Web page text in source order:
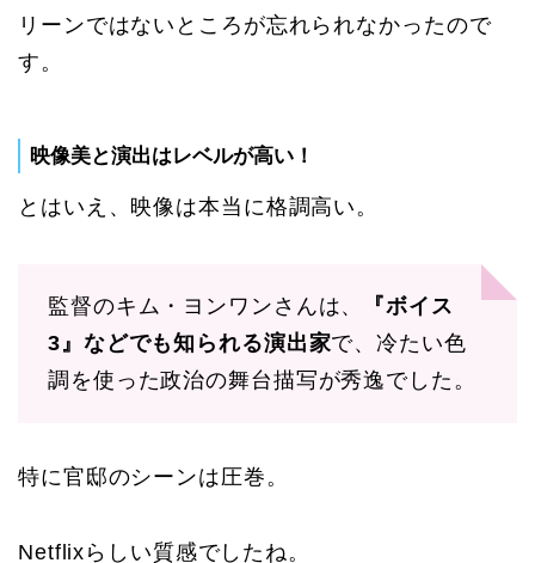
リーンではないところが忘れられなかったので
す。
映像美と演出はレベルが高い！
とはいえ、映像は本当に格調高い。
監督のキム・ヨンワンさんは、
『ボイス
3』などでも知られる演出家で、冷たい色
調を使った政治の舞台描写が秀逸でした。
特に官邸のシーンは圧巻。
Netflixらしい質感でしたね。